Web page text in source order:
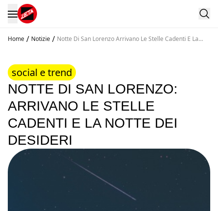
Home / Notizie / Notte Di San Lorenzo Arrivano Le Stelle Cadenti E La
social e trend
NOTTE DI SAN LORENZO:
ARRIVANO LE STELLE
CADENTI E LA NOTTE DEI
DESIDERI